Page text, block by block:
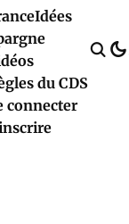
Idées
du CDS
connecter